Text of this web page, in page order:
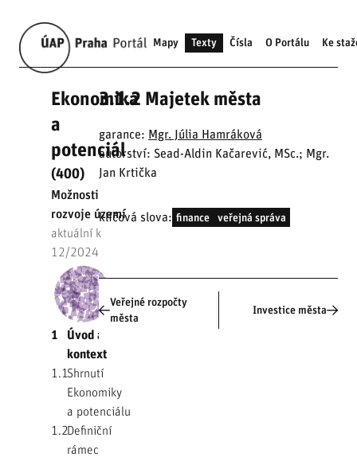
Mapy Texty Čísla O Portálu Ke
Ekonomika
a
potenciál
(400)
Možnosti
rozvoje území
aktuální k
12/2024
1
Úvod a
kontext
1.1Shrnutí
Ekonomiky
a potenciálu
1.2Definiční
rámec
3.1.2 Majetek města
garance: Mgr. Júlia Hamráková
autorství: Sead-Aldin Kačarević, MSc.; Mgr.
Jan Krtička
klíčová slova: finance veřejná správa
Veřejné rozpočty
města
Investice města